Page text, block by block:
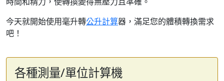
今天就開始使用毫升轉公升計算器，滿足您的體積轉換需求
吧！
各種測量/單位計算機